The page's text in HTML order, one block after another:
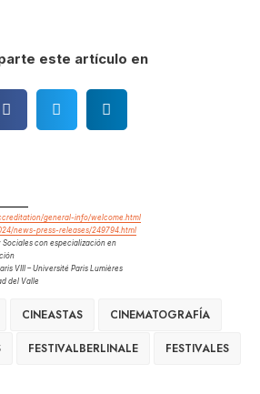
este artículo en
general-info/welcome.html
news-press-releases/249794.html
Sociales con especialización en
VIII – Université Paris Lumières
del Valle
CINEASTAS CINEMATOGRAFÍA
FESTIVALBERLINALE FESTIVALES